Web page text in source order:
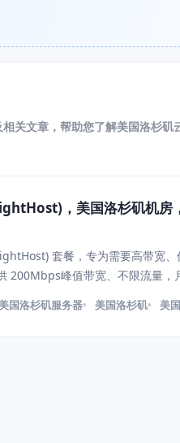
关文章，帮助您了解美国洛杉矶
，美国洛杉矶机房
套餐，专为需要高带宽、
200Mbps峰值带宽、不限流量，
套餐强调 高带宽、轻量配置、快
美国洛杉矶服务器 美国洛杉矶 美